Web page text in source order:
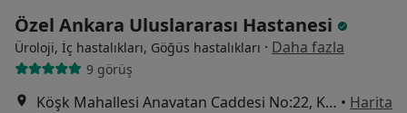
Özel Ankara Uluslararası Hastanesi
Üroloji, İç hastalıkları, Göğüs hastalıkları · Daha fazla
9 görüş
Köşk Mahallesi Anavatan Caddesi No:22, Keçiören • Harita